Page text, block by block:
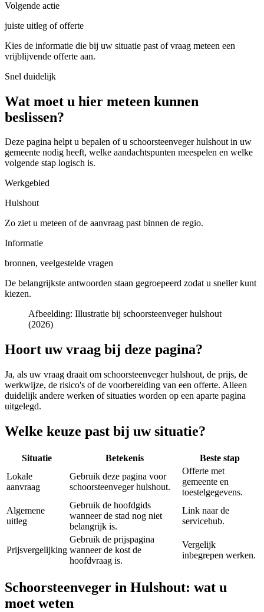
Volgende actie
juiste uitleg of offerte
Kies de informatie die bij uw situatie past of vraag meteen een
vrijblijvende offerte aan.
Snel duidelijk
Wat moet u hier meteen kunnen
beslissen?
Deze pagina helpt u bepalen of u schoorsteenveger hulshout in uw
gemeente nodig heeft, welke aandachtspunten meespelen en welke
volgende stap logisch is.
Werkgebied
Hulshout
Zo ziet u meteen of de aanvraag past binnen de regio.
Informatie
bronnen, veelgestelde vragen
De belangrijkste antwoorden staan gegroepeerd zodat u sneller kunt
kiezen.
Afbeelding: Illustratie bij schoorsteenveger hulshout
(2026)
Hoort uw vraag bij deze pagina?
Ja, als uw vraag draait om schoorsteenveger hulshout, de prijs, de
werkwijze, de risico's of de voorbereiding van een offerte. Alleen
duidelijk andere werken of situaties worden op een aparte pagina
uitgelegd.
Welke keuze past bij uw situatie?
Situatie Betekenis
Beste stap
Lokale
aanvraag
Gebruik deze pagina voor
schoorsteenveger hulshout.
Offerte met
gemeente en
toestelgegevens.
Algemene
uitleg
Gebruik de hoofdgids
wanneer de stad nog niet
belangrijk is.
Link naar de
servicehub.
Prijsvergelijking
Gebruik de prijspagina
wanneer de kost de
hoofdvraag is.
Vergelijk
inbegrepen werken.
Schoorsteenveger in Hulshout: wat u
moet weten